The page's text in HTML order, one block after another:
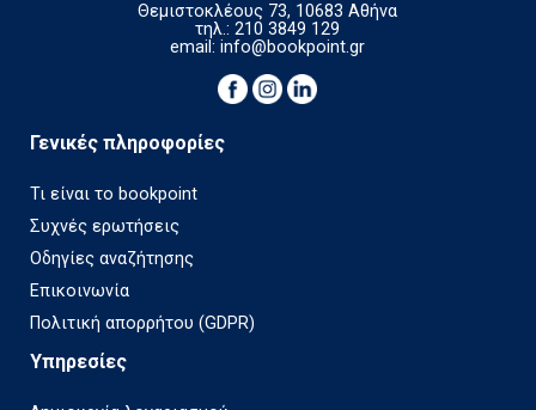
Θεμιστοκλέους 73, 10683 Αθήνα
τηλ.: 210 3849 129
email:info@bookpoint.gr
Γενικές πληροφορίες
Τι είναι το bookpoint
Συχνές ερωτήσεις
Οδηγίες αναζήτησης
Επικοινωνία
Πολιτική απορρήτου (GDPR)
Υπηρεσίες